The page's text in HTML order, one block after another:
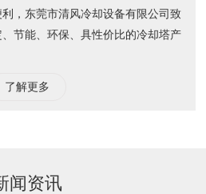
，东莞市清风冷却设备有限公司致
节能、环保、具性价比的冷却塔产
了解更多
闻资讯